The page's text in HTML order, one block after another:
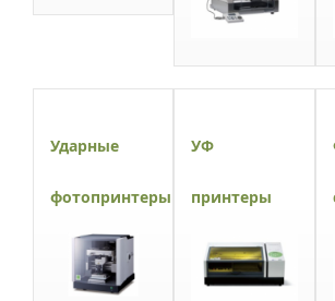
Ударные
фотопринтеры
УФ
принтеры